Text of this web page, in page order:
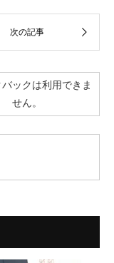
バックは利用できま
せん。